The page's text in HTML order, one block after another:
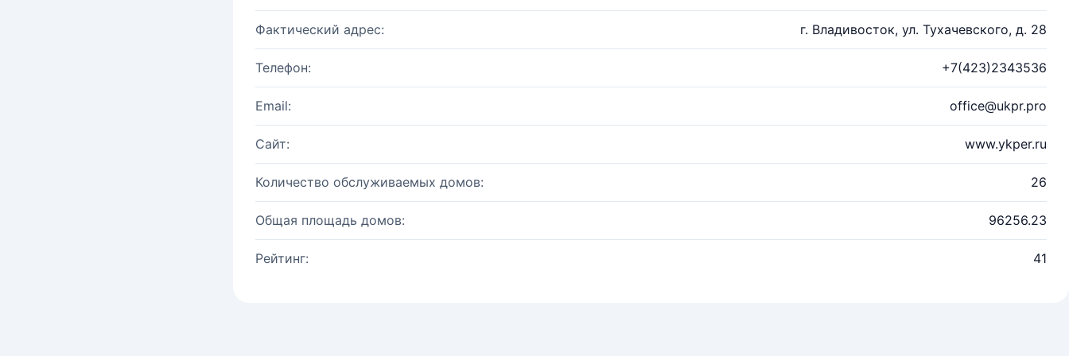
Фактический адрес: г. Владивосток, ул. Тухачевского, д. 28
Телефон: +7(423)2343536
Email: office@ukpr.pro
Сайт: www.ykper.ru
Количество обслуживаемых домов: 26
Общая площадь домов: 96256.23
Рейтинг: 41